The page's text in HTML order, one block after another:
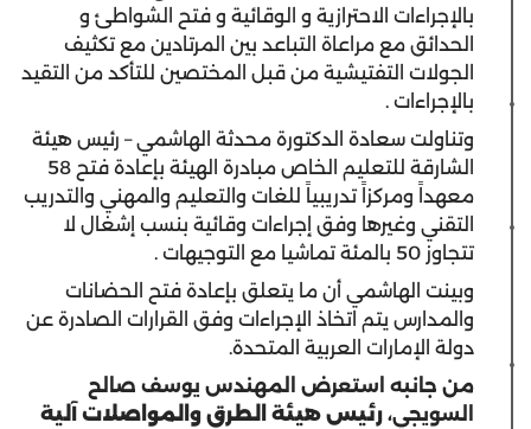
بالإجراءات الاحترازية و الوقائية و فتح الشواطئ و
الحدائق مع مراعاة التباعد بين المرتادين مع تكثيف
الجولات التفتيشية من قبل المختصين للتأكد من التقيد
بالإجراءات .
وتناولت سعادة الدكتورة محدثة الهاشمي – رئيس هيئة
الشارقة للتعليم الخاص مبادرة الهيئة بإعادة فتح 58
معهداً ومركزاً تدريبياً للغات والتعليم والمهني والتدريب
التقني وغيرها وفق إجراءات وقائية بنسب إشغال لا
تتجاوز 50 بالمئة تماشيا مع التوجيهات .
وبينت الهاشمي أن ما يتعلق بإعادة فتح الحضانات
والمدارس يتم اتخاذ الإجراءات وفق القرارات الصادرة عن
دولة الإمارات العربية المتحدة.
من جانبه استعرض
المهندس يوسف صالح
السويجي، رئيس هيئة الطرق والمواصلات آلية